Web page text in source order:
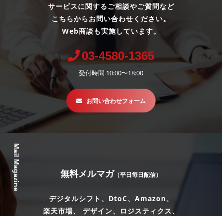
サービスに関するご相談やご質問など
こちらからお問い合わせください。
Web商談も実施しています。
03-4580-1365
受付時間 10:00〜18:00
お問い合わせフォーム
Mail Magazine 無料メルマガ （平日毎日配信）
デジタルシフト、DtoC、Amazon、
楽天市場、 デザイン、ロジスティクス、